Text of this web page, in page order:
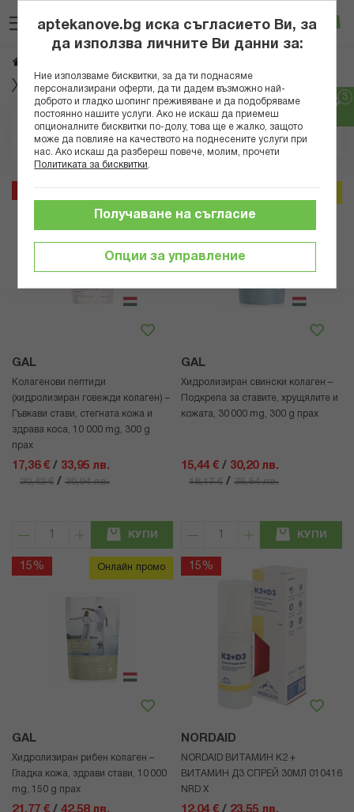
към
съдържанието
Вход
Хранителни добавки за стави и кости
Позиция
15%
GAL
Колагенови пептиди
(хидролизиран говежди колаген) –
Гъвкави стави, стегната кожа и
здрава коса, 10 000 mg, 300 g
прах
17,36 € / 33,95 лв.
20,42 € / 39,94 лв.
КУПИ
15%
GAL
Хидролизиран свински колаген –
Подкрепа за ставите, хрущялите и
кожата, 30 000 mg, 300 g прах
15,44 € / 30,20 лв.
18,17 € / 35,54 лв.
КУПИ
15% Онлайн промо
GAL
Хидролизиран рибен колаген –
Гладка кожа, здрави стави, 10 000
mg, 150 g прах
15%
NORDAID
NORDAID ВИТАМИН К2 +
ВИТАМИН Д3 СПРЕЙ 30МЛ 010416
NRD X
aptekanove.bg иска съгласието Ви, за
да използва личните Ви данни за:
Ние използваме бисквитки, за да ти поднасяме
персонализирани оферти, да ти дадем възможно най-
доброто и гладко шопинг преживяване и да подобряваме
постоянно нашите услуги. Ако не искаш да приемеш
опционалните бисквитки по-долу, това ще е жалко, защото
може да повлияе на качеството на поднесените услуги при
нас. Ако искаш да разбереш повече, молим, прочети
Политиката за бисквитки
Опции за управление
Получаване на съгласие